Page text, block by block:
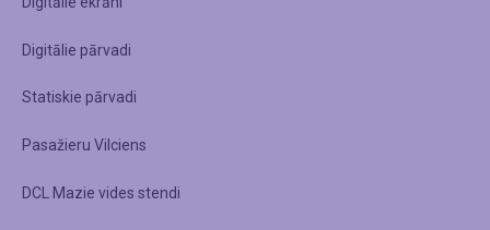
Digitālie pārvadi
Statiskie pārvadi
Pasažieru Vilciens
DCL Mazie vides stendi